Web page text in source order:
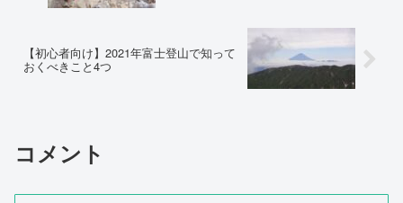
【初心者向け】2021年富士登山で知って
おくべきこと4つ
コメント